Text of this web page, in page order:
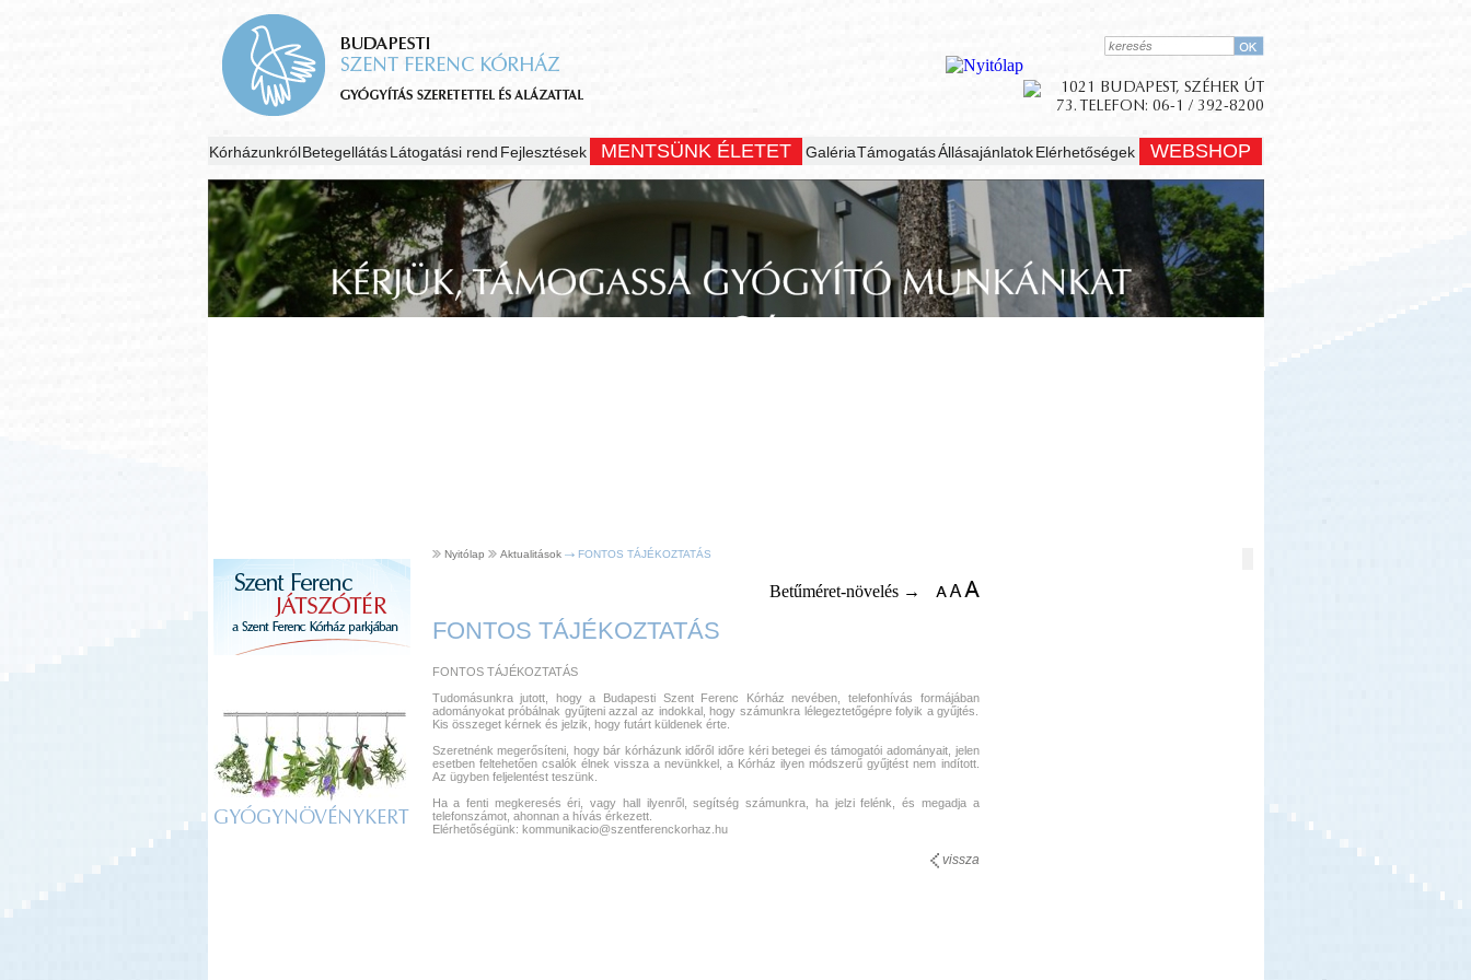
KórházunkrólBetegellátásLátogatási rend Fejlesztések MENTSÜNK ÉLETET GalériaTámogatásÁllásajánlatok Elérhetőségek WEBSHOP
GYÓGYNÖVÉNYKERT
Nyitólap Aktualitások FONTOS TÁJÉKOZTATÁS
Betűméret-növelés →
FONTOS TÁJÉKOZTATÁS
FONTOS TÁJÉKOZTATÁS
Tudomásunkra jutott, hogy a Budapesti Szent Ferenc Kórház nevében, telefonhívás formájában
adományokat próbálnak gyűjteni azzal az indokkal, hogy számunkra lélegeztetőgépre folyik a gyűjtés.
Kis összeget kérnek és jelzik, hogy futárt küldenek érte.
Szeretnénk megerősíteni, hogy bár kórházunk időről időre kéri betegei és támogatói adományait, jelen
esetben feltehetően csalók élnek vissza a nevünkkel, a Kórház ilyen módszerű gyűjtést nem indított.
Az ügyben feljelentést teszünk.
Ha a fenti megkeresés éri, vagy hall ilyenről, segítség számunkra, ha jelzi felénk, és megadja a
telefonszámot, ahonnan a hívás érkezett.
Elérhetőségünk: kommunikacio@szentferenckorhaz.hu
vissza